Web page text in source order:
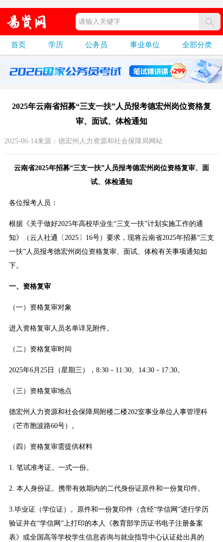
首页 学历 公务员 事业单位 全部分类
2025年云南省招募“三支一扶”人员报考德宏州岗位资格复
审、面试、体检通知
2025-06-14来源：德宏州人力资源和社会保障局网站
云南省2025年招募“三支一扶”人员报考德宏州岗位资格复审、面
试、体检通知
各位报考人员：
根据《关于做好2025年高校毕业生“三支一扶”计划实施工作的通
知》（云人社通〔2025〕16号）要求，现将云南省2025年招募“三支
一扶”人员报考德宏州岗位资格复审、面试、体检有关事项通知如
下。
一、资格复审
（一）资格复审对象
进入资格复审人员名单详见附件。
（二）资格复审时间
2025年6月25日（星期三），8:30－11:30、14:30－17:30。
（三）资格复审地点
德宏州人力资源和社会保障局附楼二楼202室事业单位人事管理科
（芒市胞波路60号）。
（四）资格复审需提供材料
1. 笔试准考证。一式一份。
2. 本人身份证。携带有效期内的二代身份证原件和一份复印件。
3.毕业证（学位证）。原件和一份复印件（含经“学信网”进行学历
验证并在“学信网”上打印的本人《教育部学历证书电子注册备案
表》或全国高等学校学生信息咨询与就业指导中心认证处出具的